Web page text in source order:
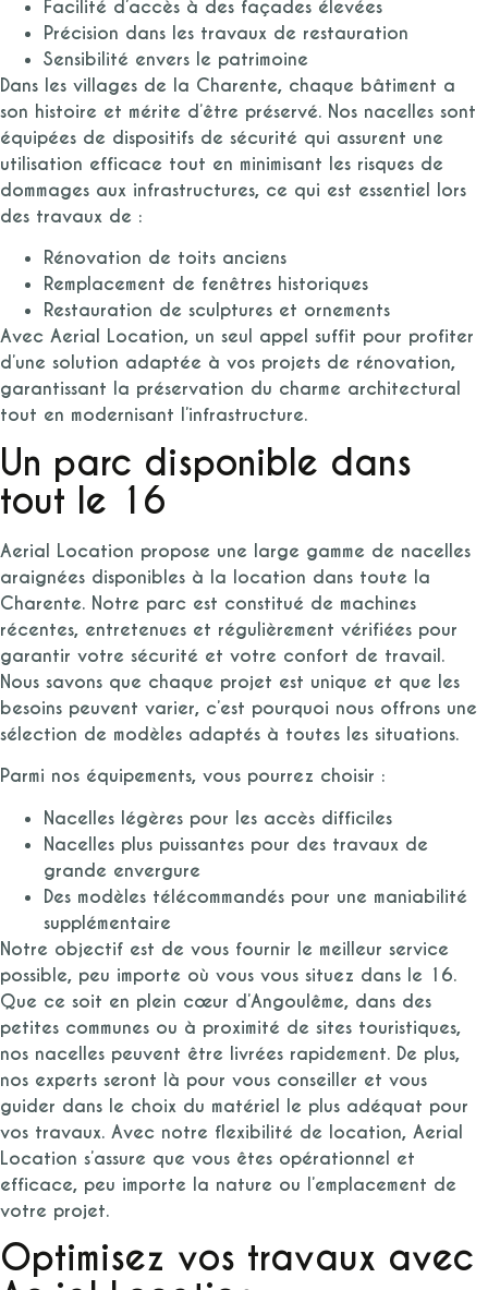
Facilité d’accès à des façades élevées
Précision dans les travaux de restauration
Sensibilité envers le patrimoine
Dans les villages de la Charente, chaque bâtiment a
son histoire et mérite d’être préservé. Nos nacelles sont
équipées de dispositifs de sécurité qui assurent une
utilisation efficace tout en minimisant les risques de
dommages aux infrastructures, ce qui est essentiel lors
des travaux de :
Rénovation de toits anciens
Remplacement de fenêtres historiques
Restauration de sculptures et ornements
Avec Aerial Location, un seul appel suffit pour profiter
d’une solution adaptée à vos projets de rénovation,
garantissant la préservation du charme architectural
tout en modernisant l’infrastructure.
Un parc disponible dans
tout le 16
Aerial Location propose une large gamme de nacelles
araignées disponibles à la location dans toute la
Charente. Notre parc est constitué de machines
récentes, entretenues et régulièrement vérifiées pour
garantir votre sécurité et votre confort de travail.
Nous savons que chaque projet est unique et que les
besoins peuvent varier, c’est pourquoi nous offrons une
sélection de modèles adaptés à toutes les situations.
Parmi nos équipements, vous pourrez choisir :
Nacelles légères pour les accès difficiles
Nacelles plus puissantes pour des travaux de
grande envergure
Des modèles télécommandés pour une maniabilité
supplémentaire
Notre objectif est de vous fournir le meilleur service
possible, peu importe où vous vous situez dans le 16.
Que ce soit en plein cœur d’Angoulême, dans des
petites communes ou à proximité de sites touristiques,
nos nacelles peuvent être livrées rapidement. De plus,
nos experts seront là pour vous conseiller et vous
guider dans le choix du matériel le plus adéquat pour
vos travaux. Avec notre flexibilité de location, Aerial
Location s’assure que vous êtes opérationnel et
efficace, peu importe la nature ou l’emplacement de
votre projet.
Optimisez vos travaux avec